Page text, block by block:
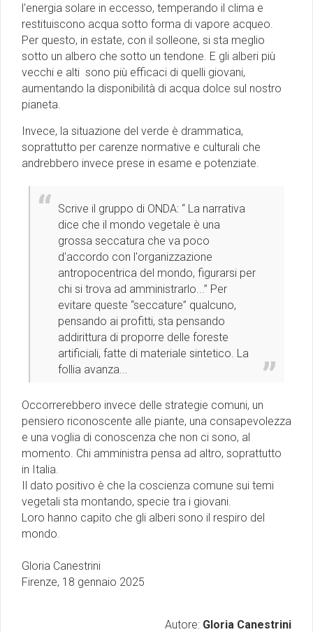
l'energia solare in eccesso, temperando il clima e
restituiscono acqua sotto forma di vapore acqueo.
Per questo, in estate, con il solleone, si sta meglio
sotto un albero che sotto un tendone. E gli alberi più
vecchi e alti sono più efficaci di quelli giovani,
aumentando la disponibilità di acqua dolce sul nostro
pianeta.
Invece, la situazione del verde è drammatica,
soprattutto per carenze normative e culturali che
andrebbero invece prese in esame e potenziate.
Scrive il gruppo di ONDA: “ La narrativa
dice che il mondo vegetale è una
grossa seccatura che va poco
d'accordo con l'organizzazione
antropocentrica del mondo, figurarsi per
chi si trova ad amministrarlo...” Per
evitare queste “seccature” qualcuno,
pensando ai profitti, sta pensando
addirittura di proporre delle foreste
artificiali, fatte di materiale sintetico. La
follia avanza...
Occorrerebbero invece delle strategie comuni, un
pensiero riconoscente alle piante, una consapevolezza
e una voglia di conoscenza che non ci sono, al
momento. Chi amministra pensa ad altro, soprattutto
in Italia.
Il dato positivo è che la coscienza comune sui temi
vegetali sta montando, specie tra i giovani.
Loro hanno capito che gli alberi sono il respiro del
mondo.
Gloria Canestrini
Firenze, 18 gennaio 2025
Autore: Gloria Canestrini